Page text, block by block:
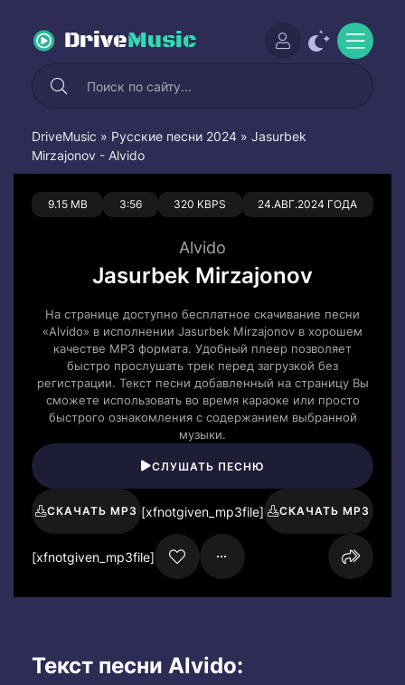
DriveMusic
DriveMusic » Русские песни 2024 » Jasurbek
Mirzajonov - Alvido
9.15 MB 3:56 320 KBPS 24.АВГ.2024 ГОДА
0 0
Alvido
Jasurbek Mirzajonov
На странице доступно бесплатное скачивание песни
«Alvido» в исполнении Jasurbek Mirzajonov в хорошем
качестве MP3 формата. Удобный плеер позволяет
быстро прослушать трек перед загрузкой без
регистрации. Текст песни добавленный на страницу Вы
сможете использовать во время караоке или просто
быстрого ознакомления с содержанием выбранной
музыки.
СЛУШАТЬ ПЕСНЮ
СКАЧАТЬ MP3 [xfnotgiven_mp3file] СКАЧАТЬ MP3
[xfnotgiven_mp3file]
Текст песни Alvido: